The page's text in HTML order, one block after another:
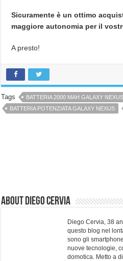
Sicuramente è un ottimo
maggiore autonomia per il
A presto!
Tags
BATTERIA 2000 MAH GALAXY NEXUS
BATTERIA POTENZIATA GALAXY NEXUS
About Diego Cervia
Diego Cervia, 38
questo blog nel
sono gli
nuove tecnologie,
domotica. Metto a